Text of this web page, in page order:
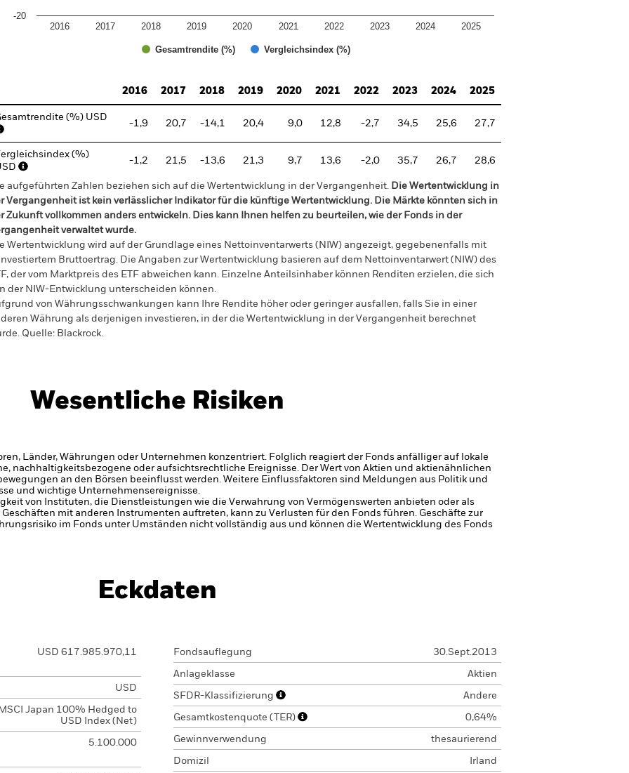
Gesamtrendite (%) Vergleichsindex (%)
2016 2017 2018 2019 2020 2021 2022 2023 2024 2025
-20
2016
2017 2018 2019 2020 2021 2022 2023 2024 2025
(%) USD
-1,9 20,7 -14,1 20,4 9,0 12,8 -2,7 34,5 25,6 27,7
(%)
-1,2 21,5 -13,6 21,3 9,7 13,6 -2,0 35,7 26,7 28,6
aufgeführten Zahlen beziehen sich auf die Wertentwicklung in der Vergangenheit. Die Wertentwicklung in
Vergangenheit ist kein verlässlicher Indikator für die künftige Wertentwicklung. Die Märkte könnten sich in
Zukunft vollkommen anders entwickeln. Dies kann Ihnen helfen zu beurteilen, wie der Fonds in der
verwaltet wurde.
Wertentwicklung wird auf der Grundlage eines Nettoinventarwerts (NIW) angezeigt, gegebenenfalls mit
Bruttoertrag. Die Angaben zur Wertentwicklung basieren auf dem Nettoinventarwert (NIW) des
der vom Marktpreis des ETF abweichen kann. Einzelne Anteilsinhaber können Renditen erzielen, die sich
der NIW-Entwicklung unterscheiden können.
von Währungsschwankungen kann Ihre Rendite höher oder geringer ausfallen, falls Sie in einer
Währung als derjenigen investieren, in der die Wertentwicklung in der Vergangenheit berechnet
Quelle: Blackrock.
Wesentliche Risiken
Länder, Währungen oder Unternehmen konzentriert. Folglich reagiert der Fonds anfälliger auf lokale
nachhaltigkeitsbezogene oder aufsichtsrechtliche Ereignisse. Der Wert von Aktien und aktienähnlichen
an den Börsen beeinflusst werden. Weitere Einflussfaktoren sind Meldungen aus Politik und
und wichtige Unternehmensereignisse.
von Instituten, die Dienstleistungen wie die Verwahrung von Vermögenswerten anbieten oder als
mit anderen Instrumenten auftreten, kann zu Verlusten für den Fonds führen. Geschäfte zur
im Fonds unter Umständen nicht vollständig aus und können die Wertentwicklung des Fonds
Eckdaten
USD 617.985.970,11
USD
MSCI Japan 100% Hedged to
USD Index (Net)
5.100.000
Fondsauflegung 30.Sept.2013
Anlageklasse Aktien
SFDR-Klassifizierung Andere
Gesamtkostenquote (TER) 0,64%
Gewinnverwendung thesaurierend
Domizil Irland